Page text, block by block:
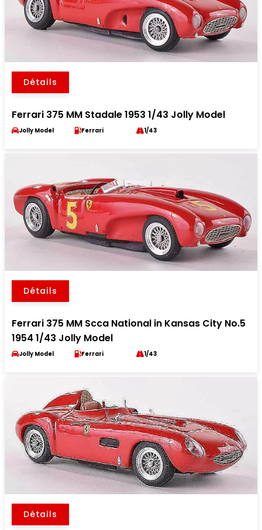
Détails
Ferrari 375 MM Stadale 1953 1/43 Jolly Model
Jolly Model Ferrari 1/43
Détails
Ferrari 375 MM Scca National in Kansas City No.5
1954 1/43 Jolly Model
Jolly Model Ferrari 1/43
Détails